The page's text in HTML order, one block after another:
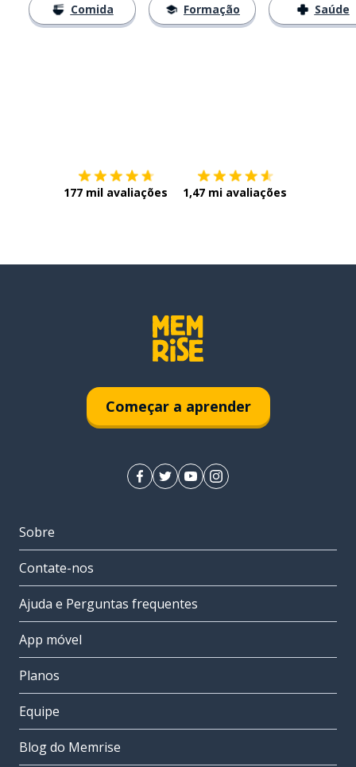
Comida Formação Saúde
177 mil avaliações 1,47 mi avaliações
Começar a aprender
Sobre
Contate-nos
Ajuda e Perguntas frequentes
App móvel
Planos
Equipe
Blog do Memrise